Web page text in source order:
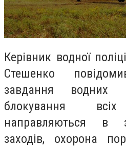
Керівник водної
Стешенко
завдання водних
блокування
направляються в
заходів, охорона